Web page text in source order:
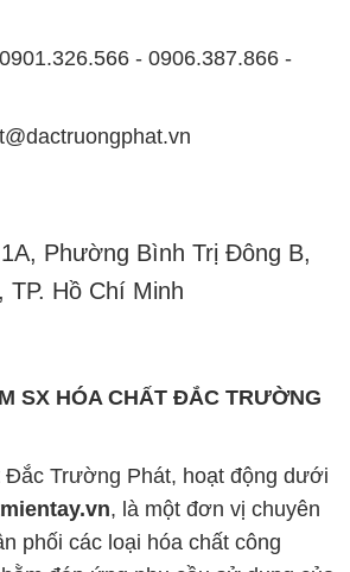
- 0906.387.866 -
Phường Bình Trị Đông B,
TP. Hồ Chí Minh
SX HÓA CHẤT ĐẮC TRƯỜNG
Đắc Trường Phát, hoạt động dưới
, là một đơn vị chuyên
phối các loại hóa chất công